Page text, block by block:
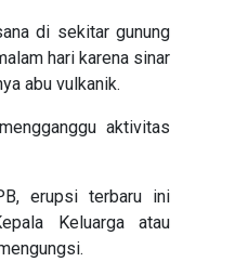
di sekitar gunung
hari karena sinar
abu vulkanik.
aktivitas
erupsi terbaru ini
Keluarga atau